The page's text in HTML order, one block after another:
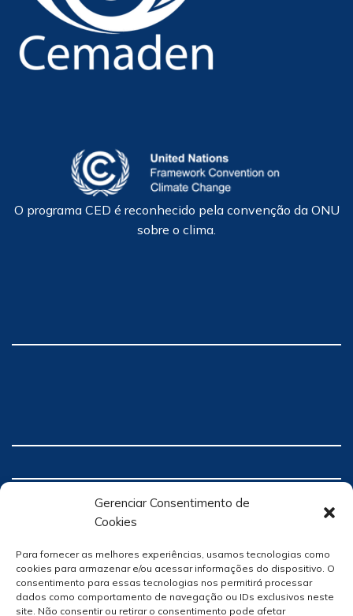
Gerenciar Consentimento de
Cookies
Para fornecer as melhores experiências, usamos tecnologias como
cookies para armazenar e/ou acessar informações do dispositivo. O
consentimento para essas tecnologias nos permitirá processar
dados como comportamento de navegação ou IDs exclusivos neste
site. Não consentir ou retirar o consentimento pode afetar
O programa CED é reconhecido pela convenção da ONU
sobre o clima.